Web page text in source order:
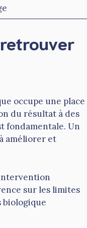
occupe une place
du résultat à des
fondamentale. Un
améliorer et
sur les limites
biologique